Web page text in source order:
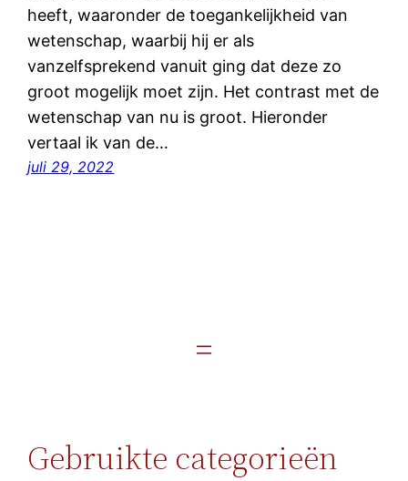
heeft, waaronder de toegankelijkheid van
wetenschap, waarbij hij er als
vanzelfsprekend vanuit ging dat deze zo
groot mogelijk moet zijn. Het contrast met de
wetenschap van nu is groot. Hieronder
vertaal ik van de…
juli 29, 2022
Gebruikte categorieën